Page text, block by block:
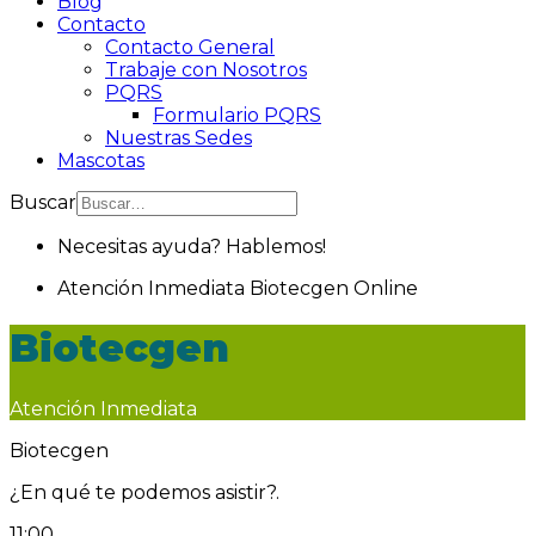
Contacto
Contacto General
Trabaje con Nosotros
PQRS
Formulario PQRS
Nuestras Sedes
Mascotas
Buscar
Necesitas ayuda? Hablemos!
Atención Inmediata Biotecgen Online
Biotecgen
Atención Inmediata
Biotecgen
¿En qué te podemos asistir?.